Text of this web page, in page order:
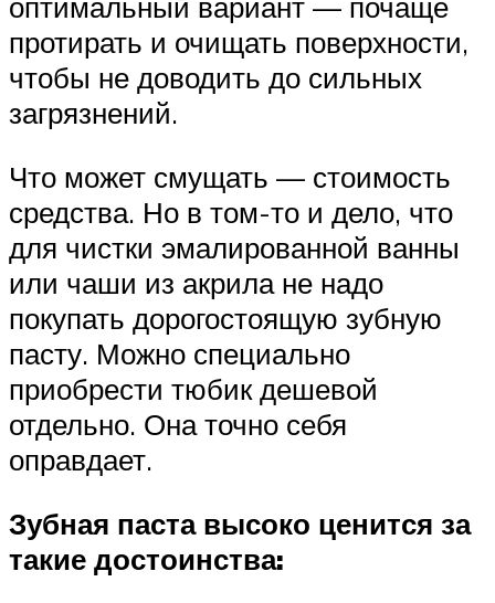
оптимальный вариант — почаще
протирать и очищать поверхности,
чтобы не доводить до сильных
загрязнений.
Что может смущать — стоимость
средства. Но в том-то и дело, что
для чистки эмалированной ванны
или чаши из акрила не надо
покупать дорогостоящую зубную
пасту. Можно специально
приобрести тюбик дешевой
отдельно. Она точно себя
оправдает.
Зубная паста высоко ценится за
такие достоинства: